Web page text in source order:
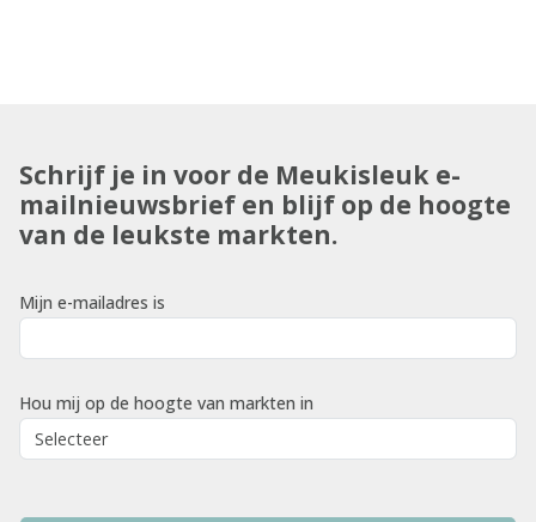
Schrijf je in voor de Meukisleuk e-
mailnieuwsbrief en blijf op de hoogte
van de leukste markten.
Mijn e-mailadres is
Hou mij op de hoogte van markten in